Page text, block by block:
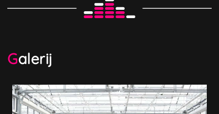
talent(2011), Jubileumconcert met Jeroen Zijlstra
(2013) en Opera Straal! (2017) is Harmonie DSV een
dorp worden georganiseerd en verzorgt jaarlijks een
voorjaars-concert, en een kerst- of nieuwjaarsconcert.
Harmonie DSV is altijd op zoek naar nieuwe
enthousiaste leden. Jong en oud is welkom. Iedereen
kan lid worden en gebruik maken van de faciliteiten
Galerij